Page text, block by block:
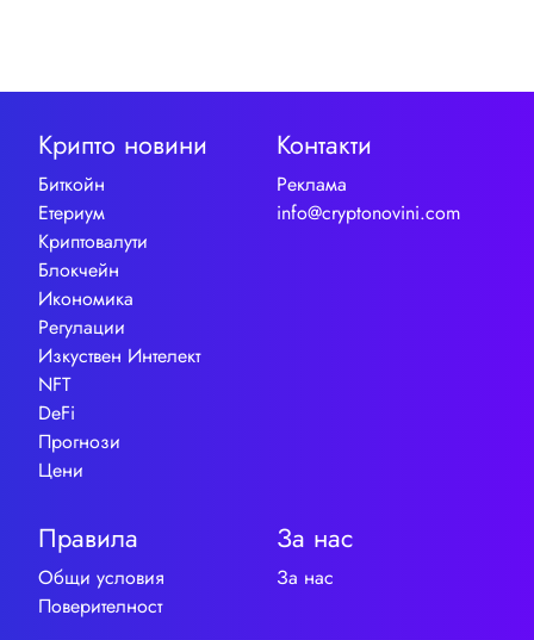
Крипто новини
Биткойн
Етериум
Криптовалути
Блокчейн
Икономика
Регулации
Изкуствен Интелект
NFT
DeFi
Прогнози
Цени
Контакти
Реклама
info@cryptonovini.com
Правила
Общи условия
Поверителност
За нас
За нас